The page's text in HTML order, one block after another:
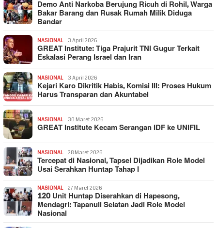
Demo Anti Narkoba Berujung Ricuh di Rohil, Warga
Bakar Barang dan Rusak Rumah Milik Diduga
Bandar
NASIONAL 3 April 2026
GREAT Institute: Tiga Prajurit TNI Gugur Terkait
Eskalasi Perang Israel dan Iran
NASIONAL 3 April 2026
Kejari Karo Dikritik Habis, Komisi III: Proses Hukum
Harus Transparan dan Akuntabel
NASIONAL 30 Maret 2026
GREAT Institute Kecam Serangan IDF ke UNIFIL
NASIONAL 28 Maret 2026
Tercepat di Nasional, Tapsel Dijadikan Role Model
Usai Serahkan Huntap Tahap I
NASIONAL 27 Maret 2026
120 Unit Huntap Diserahkan di Hapesong,
Mendagri: Tapanuli Selatan Jadi Role Model
Nasional